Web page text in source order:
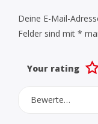
Deine E-Mail-
Felder sind mit *
Your rating
Bewerte…